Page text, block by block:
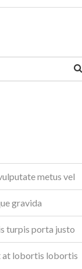
metus vel
gravida
turpis porta justo
at lobortis lobortis